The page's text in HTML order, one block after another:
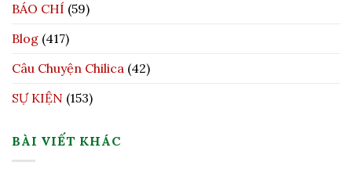
BÁO CHÍ (59)
Blog (417)
Câu Chuyện Chilica (42)
SỰ KIỆN (153)
BÀI VIẾT KHÁC